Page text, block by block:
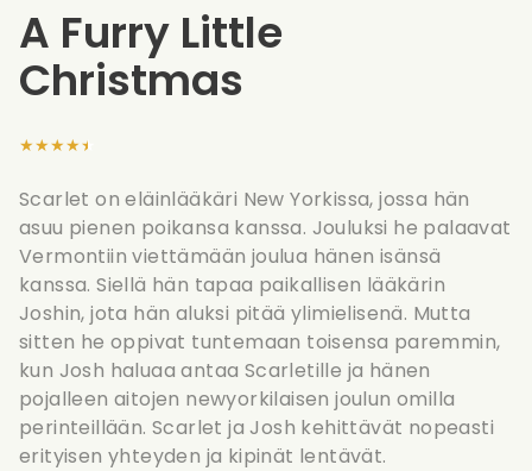
A Furry Little
Christmas
★★★★★
Scarlet on eläinlääkäri New Yorkissa, jossa hän
asuu pienen poikansa kanssa. Jouluksi he palaavat
Vermontiin viettämään joulua hänen isänsä
kanssa. Siellä hän tapaa paikallisen lääkärin
Joshin, jota hän aluksi pitää ylimielisenä. Mutta
sitten he oppivat tuntemaan toisensa paremmin,
kun Josh haluaa antaa Scarletille ja hänen
pojalleen aitojen newyorkilaisen joulun omilla
perinteillään. Scarlet ja Josh kehittävät nopeasti
erityisen yhteyden ja kipinät lentävät.